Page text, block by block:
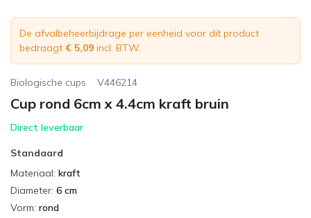
De afvalbeheerbijdrage per eenheid voor dit product
bedraagt € 5,09 incl. BTW.
Biologische cups V446214
Cup rond 6cm x 4.4cm kraft bruin
Direct leverbaar
Standaard
Materiaal: kraft
Diameter: 6 cm
Vorm: rond